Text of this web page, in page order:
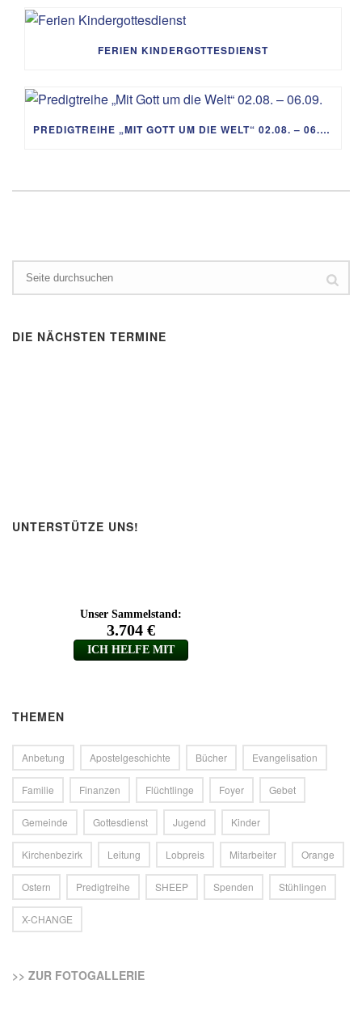
FERIEN KINDERGOTTESDIENST
PREDIGTREIHE „MIT GOTT UM DIE WELT“ 02.08. – 06.09.
DIE NÄCHSTEN TERMINE
UNTERSTÜTZE UNS!
THEMEN
Anbetung Apostelgeschichte Bücher Evangelisation
Familie Finanzen Flüchtlinge Foyer Gebet
Gemeinde Gottesdienst Jugend Kinder
Kirchenbezirk Leitung Lobpreis Mitarbeiter Orange
Ostern Predigtreihe SHEEP Spenden Stühlingen
X-CHANGE
>> ZUR FOTOGALLERIE